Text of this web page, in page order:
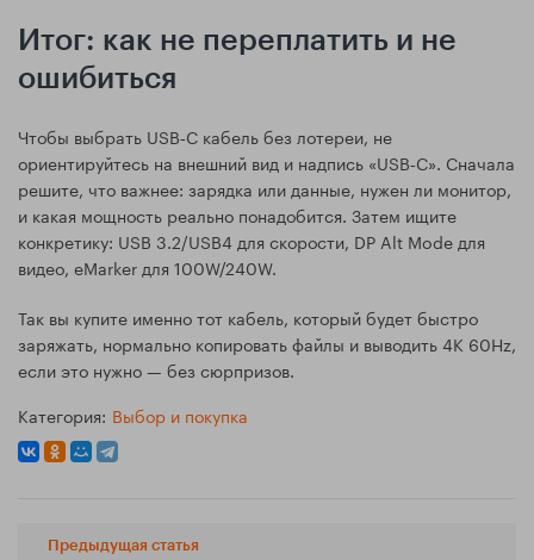
Итог: как не переплатить и не
ошибиться
Чтобы выбрать USB‑C кабель без лотереи, не
ориентируйтесь на внешний вид и надпись «USB‑C». Сначала
решите, что важнее: зарядка или данные, нужен ли монитор,
и какая мощность реально понадобится. Затем ищите
конкретику: USB 3.2/USB4 для скорости, DP Alt Mode для
видео, eMarker для 100W/240W.
Так вы купите именно тот кабель, который будет быстро
заряжать, нормально копировать файлы и выводить 4K 60Hz,
если это нужно — без сюрпризов.
Категория: Выбор и покупка
Предыдущая статья